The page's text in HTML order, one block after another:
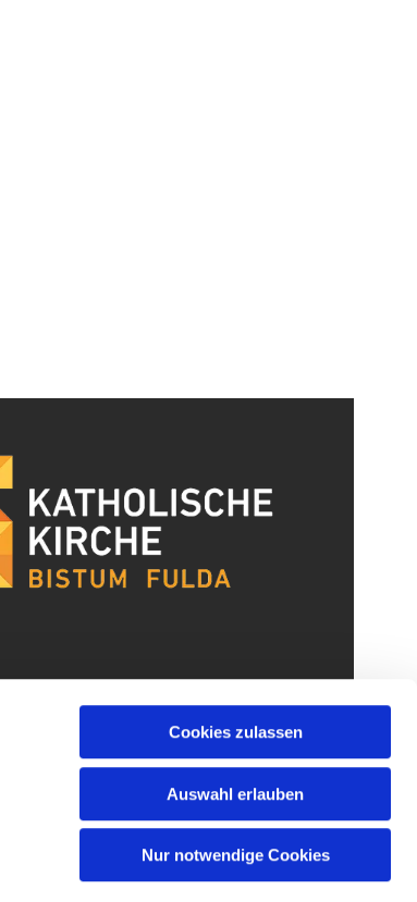
Cookies zulassen
Auswahl erlauben
Nur notwendige Cookies